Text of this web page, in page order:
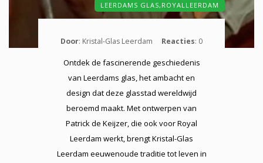
LEERDAMS GLAS, ROYALLEERDAM
Door: Kristal-Glas Leerdam Reacties: 0
Ontdek de fascinerende geschiedenis
van Leerdams glas, het ambacht en
design dat deze glasstad wereldwijd
beroemd maakt. Met ontwerpen van
Patrick de Keijzer, die ook voor Royal
Leerdam werkt, brengt Kristal-Glas
Leerdam eeuwenoude traditie tot leven in